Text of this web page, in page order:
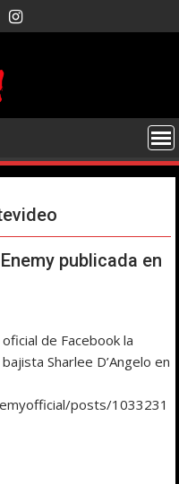
publicada en
de Facebook la
Sharlee D’Angelo en
posts/1033231